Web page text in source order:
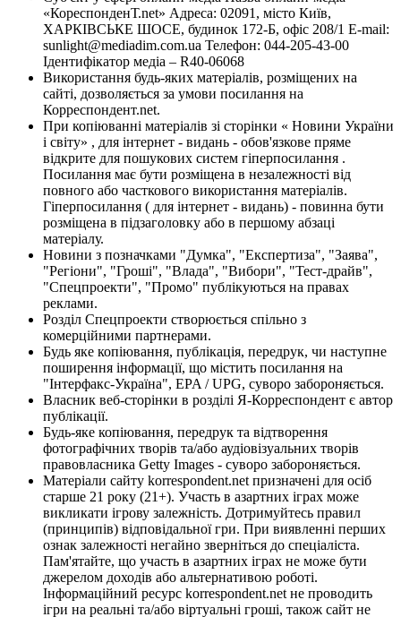
«КореспонденТ.net» Адреса: 02091, місто Київ,
ХАРКІВСЬКЕ ШОСЕ, будинок 172-Б, офіс 208/1 E-mail:
sunlight@mediadim.com.ua Телефон: 044-205-43-00
Ідентифікатор медіа – R40-06068
Використання будь-яких матеріалів, розміщених на
сайті, дозволяється за умови посилання на
Корреспондент.net.
При копіюванні матеріалів зі сторінки « Новини України
і світу» , для інтернет - видань - обов'язкове пряме
відкрите для пошукових систем гіперпосилання .
Посилання має бути розміщена в незалежності від
повного або часткового використання матеріалів.
Гіперпосилання ( для інтернет - видань) - повинна бути
розміщена в підзаголовку або в першому абзаці
матеріалу.
Новини з позначками "Думка", "Експертиза", "Заява",
"Регіони", "Гроші", "Влада", "Вибори", "Тест-драйв",
"Спецпроекти", "Промо" публікуються на правах
реклами.
Розділ Спецпроекти створюється спільно з
комерційними партнерами.
Будь яке копіювання, публікація, передрук, чи наступне
поширення інформації, що містить посилання на
"Інтерфакс-Україна", EPA / UPG, суворо забороняється.
Власник веб-сторінки в розділі Я-Корреспондент є автор
публікації.
Будь-яке копіювання, передрук та відтворення
фотографічних творів та/або аудіовізуальних творів
правовласника Getty Images - суворо забороняється.
Матеріали сайту korrespondent.net призначені для осіб
старше 21 року (21+). Участь в азартних іграх може
викликати ігрову залежність. Дотримуйтесь правил
(принципів) відповідальної гри. При виявленні перших
ознак залежності негайно зверніться до спеціаліста.
Пам'ятайте, що участь в азартних іграх не може бути
джерелом доходів або альтернативою роботі.
Інформаційний ресурс korrespondent.net не проводить
ігри на реальні та/або віртуальні гроші, також сайт не